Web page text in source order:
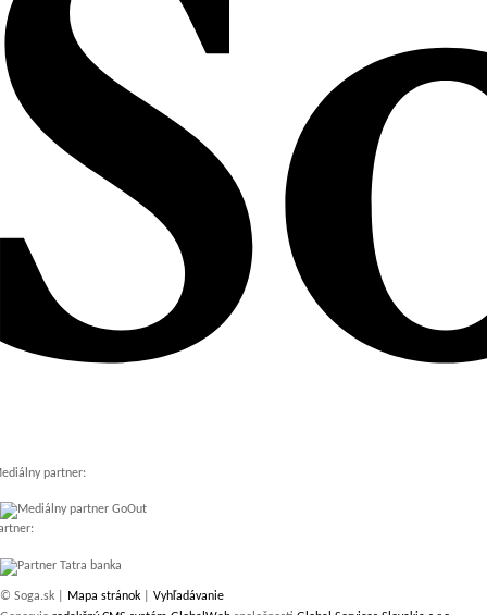
partner:
© Soga.sk | Mapa stránok
Vyhľadávanie